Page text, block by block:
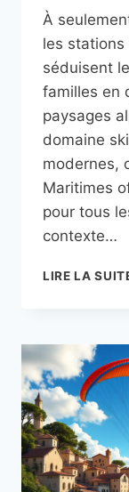
À
les stations
séduisent
familles en
paysages
domaine
modernes,
Maritimes
pour tous
contexte…
LIRE LA